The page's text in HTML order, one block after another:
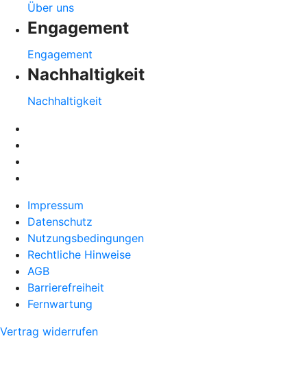
Über uns
Engagement
Engagement
Nachhaltigkeit
Nachhaltigkeit
Impressum
Datenschutz
Nutzungsbedingungen
Rechtliche Hinweise
AGB
Barrierefreiheit
Fernwartung
Vertrag widerrufen